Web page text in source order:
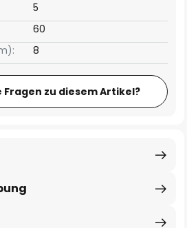
60
5
8
Fragen zu diesem Artikel?